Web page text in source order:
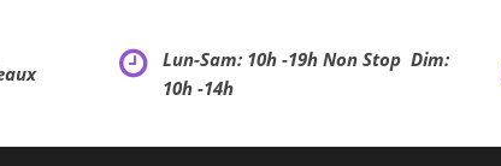
Lun-Sam: 10h -19h Non Stop Dim:
10h -14h